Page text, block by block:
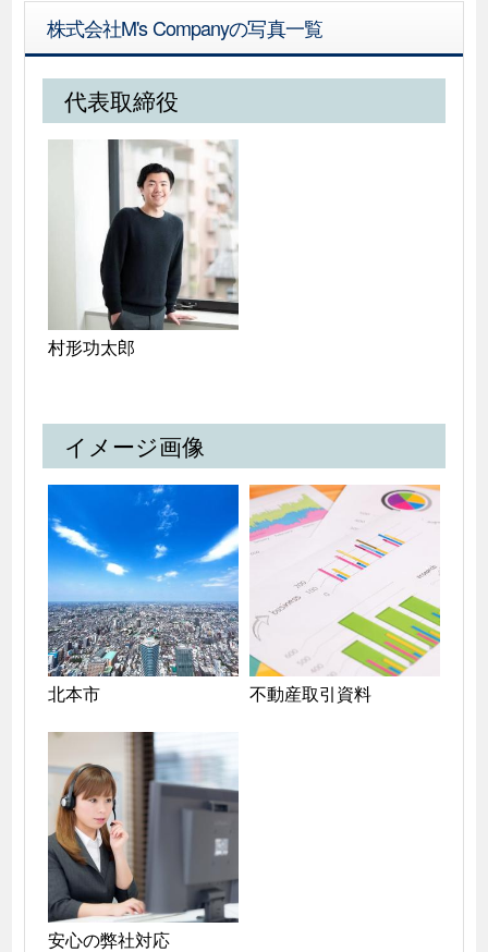
株式会社M's Companyの写真一覧
代表取締役
村形功太郎
イメージ画像
北本市 不動産取引資料
安心の弊社対応